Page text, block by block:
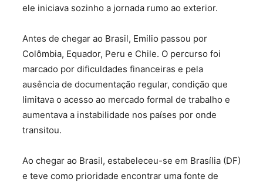
ele iniciava sozinho a jornada rumo ao exterior.
Antes de chegar ao Brasil, Emilio passou por
Colômbia, Equador, Peru e Chile. O percurso foi
marcado por dificuldades financeiras e pela
ausência de documentação regular, condição que
limitava o acesso ao mercado formal de trabalho e
aumentava a instabilidade nos países por onde
transitou.
Ao chegar ao Brasil, estabeleceu-se em Brasília (DF)
e teve como prioridade encontrar uma fonte de